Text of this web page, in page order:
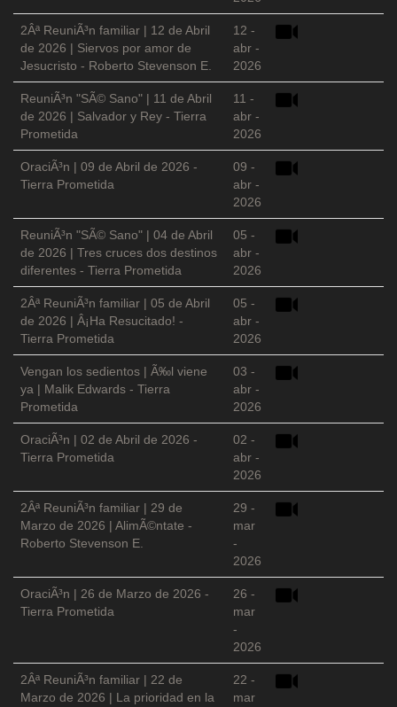
2Âª ReuniÃ³n familiar | 12 de Abril
de 2026 | Siervos por amor de
Jesucristo - Roberto Stevenson E.
12 -
abr -
2026
ReuniÃ³n "SÃ© Sano" | 11 de Abril
de 2026 | Salvador y Rey - Tierra
Prometida
11 -
abr -
2026
OraciÃ³n | 09 de Abril de 2026 -
Tierra Prometida
09 -
abr -
2026
ReuniÃ³n "SÃ© Sano" | 04 de Abril
de 2026 | Tres cruces dos destinos
diferentes - Tierra Prometida
05 -
abr -
2026
2Âª ReuniÃ³n familiar | 05 de Abril
de 2026 | Â¡Ha Resucitado! -
Tierra Prometida
05 -
abr -
2026
Vengan los sedientos | Ã‰l viene
ya | Malik Edwards - Tierra
Prometida
03 -
abr -
2026
OraciÃ³n | 02 de Abril de 2026 -
Tierra Prometida
02 -
abr -
2026
2Âª ReuniÃ³n familiar | 29 de
Marzo de 2026 | AlimÃ©ntate -
Roberto Stevenson E.
29 -
mar
-
2026
OraciÃ³n | 26 de Marzo de 2026 -
Tierra Prometida
26 -
mar
-
2026
2Âª ReuniÃ³n familiar | 22 de
Marzo de 2026 | La prioridad en la
22 -
mar